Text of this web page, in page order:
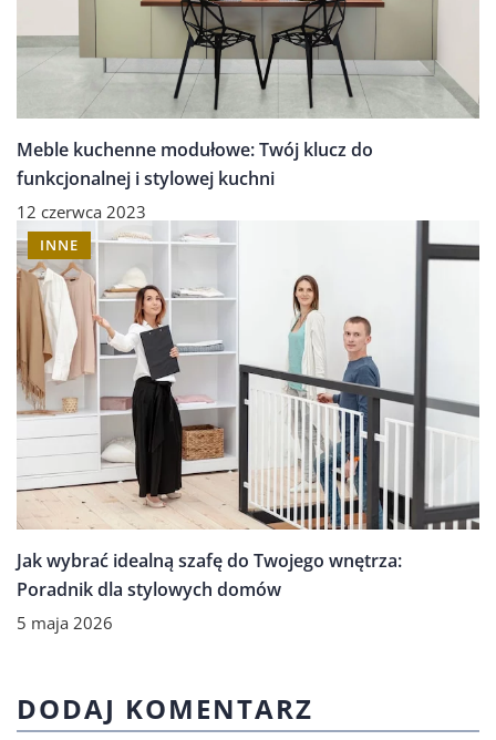
Meble kuchenne modułowe: Twój klucz do
funkcjonalnej i stylowej kuchni
12 czerwca 2023
INNE
Jak wybrać idealną szafę do Twojego wnętrza:
Poradnik dla stylowych domów
5 maja 2026
DODAJ KOMENTARZ